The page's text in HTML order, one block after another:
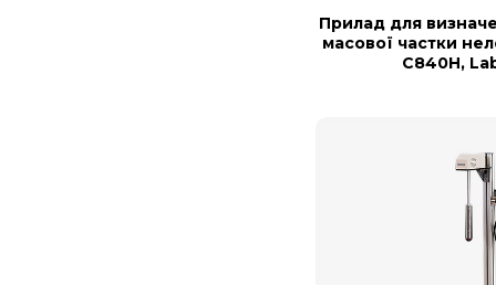
Прилад для
масової частки
С840H,